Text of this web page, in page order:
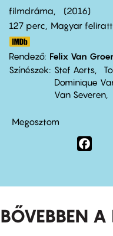
filmdráma
2016
127 perc,
Magyar
Rendező Felix Van
Színészek
Stef Aerts
Dominique
Van Severen
Megosztom
BŐVEBBEN A